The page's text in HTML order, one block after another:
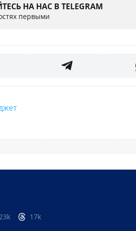
НА НАС В TELEGRAM
первыми
17k